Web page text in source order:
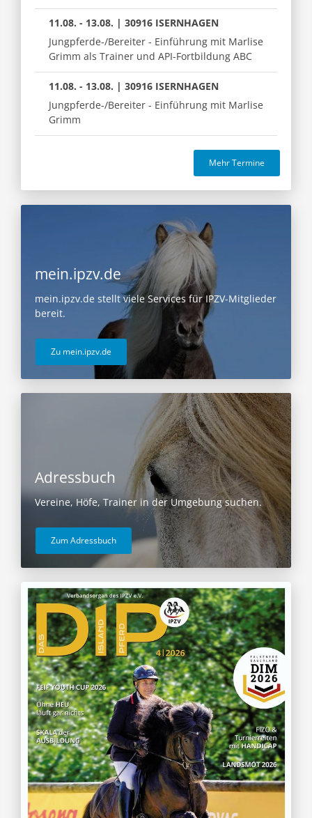
11.08. - 13.08. | 30916 ISERNHAGEN
Jungpferde-/Bereiter - Einführung mit Marlise
Grimm als Trainer und API-Fortbildung ABC
11.08. - 13.08. | 30916 ISERNHAGEN
Jungpferde-/Bereiter - Einführung mit Marlise
Grimm
Mehr Termine
mein.ipzv.de
mein.ipzv.de stellt viele Services für IPZV-Mitglieder
bereit.
Zu mein.ipzv.de
Adressbuch
Vereine, Höfe, Trainer in der Umgebung suchen.
Zum Adressbuch